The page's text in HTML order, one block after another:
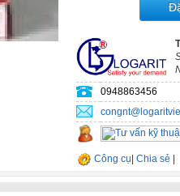
0948863456
Chia sẻ
Công cụ